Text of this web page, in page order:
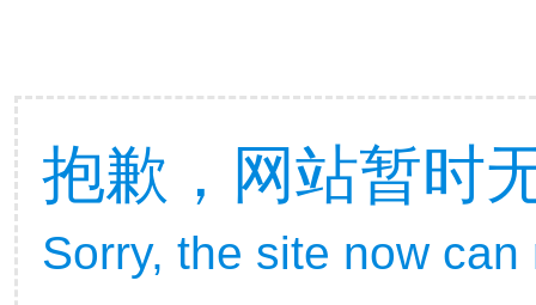
抱歉，网站暂时
Sorry, the site now